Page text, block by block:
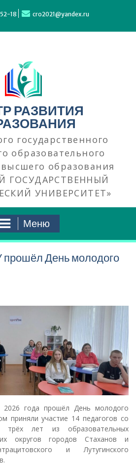
18
cro2021@yandex.ru
РАЗВИТИЯ
государственного
образовательного
образования
ГОСУДАРСТВЕННЫЙ
УНИВЕРСИТЕТ»
Меню
День молодого
года прошёл День молодого
приняли участие 14 педагогов со
лет из образовательных
округов городов Стаханов и
и Лутугинского